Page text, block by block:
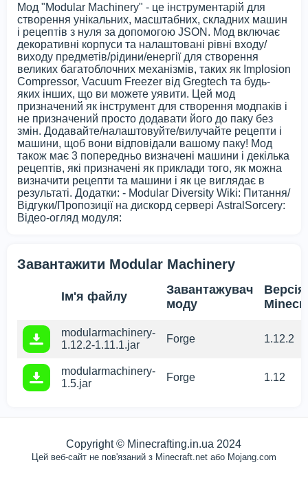
Мод "Modular Machinery" - це інструментарій для
створення унікальних, масштабних, складних машин
і рецептів з нуля за допомогою JSON. Мод включає
декоративні корпуси та налаштовані рівні входу/
виходу предметів/рідини/енергії для створення
великих багатоблочних механізмів, таких як Implosion
Compressor, Vacuum Freezer від Gregtech та будь-
яких інших, що ви можете уявити. Цей мод
призначений як інструмент для створення модпаків і
не призначений просто додавати його до паку без
змін. Додавайте/налаштовуйте/вилучайте рецепти і
машини, щоб вони відповідали вашому паку! Мод
також має 3 попередньо визначені машини і декілька
рецептів, які призначені як приклади того, як можна
визначити рецепти та машини і як це виглядає в
результаті. Додатки: - Modular Diversity Wiki: Питання/
Відгуки/Пропозиції на дискорд сервері AstralSorcery:
Відео-огляд модуля:
Завантажити Modular Machinery
Ім'я файлу
Завантажувач
моду
Версія
modularmachinery-
1.12.2-1.11.1.jar
Forge 1.12.2
modularmachinery-
1.5.jar
Forge 1.12
Copyright © Minecrafting.in.ua 2024
Цей веб-сайт не пов'язаний з Minecraft.net або Mojang.com